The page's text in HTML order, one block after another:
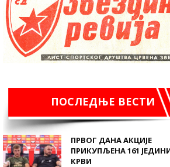
ПОСЛЕДЊЕ ВЕСТИ
ПРВОГ ДАНА АКЦИЈЕ
ПРИКУПЉЕНА 161
КРВИ